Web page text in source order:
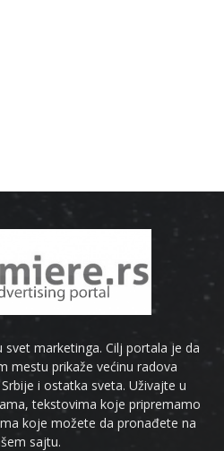
marketinga. Cilj portala je da
mestu prikaže većinu radova
i ostatka sveta. Uživajte u
tekstovima koje pripremamo
koje možete da pronađete na
sajtu.